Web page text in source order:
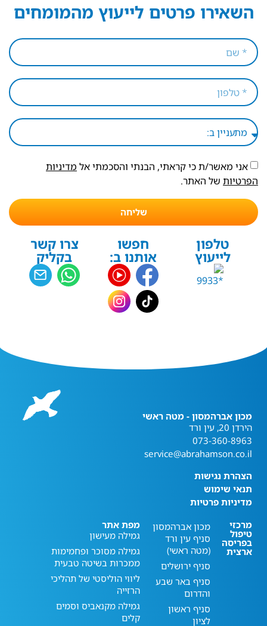
השאירו פרטים לייעוץ מהמומחים
אני מאשר/ת כי קראתי, הבנתי והסכמתי אל מדיניות
הפרטיות של האתר.
שליחה
טלפון
לייעוץ
חפשו
אותנו ב:
צרו קשר
בקליק
מכון אברהמסון - מטה ראשי
הירדן 20, עין ורד
073-360-8963
service@abrahamson.co.il
הצהרת נגישות
תנאי שימוש
מדיניות פרטיות
מרכזי
טיפול
בפריסה
ארצית
מכון אברהמסון
סניף עין ורד
(מטה ראשי)
סניף ירושלים
סניף באר שבע
והדרום
סניף ראשון
לציון
מפת אתר
גמילה מעישון
גמילה מסוכר ופחמימות
ממכרות בשיטה טבעית
ליווי הוליסטי של תהליכי
הרזייה
גמילה מקנאביס וסמים
קלים